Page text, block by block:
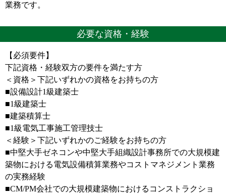
業務です。
必要な資格・経験
【必須要件】
下記資格・経験双方の要件を満たす方
＜資格＞下記いずれかの資格をお持ちの方
■設備設計1級建築士
■1級建築士
■建築積算士
■1級電気工事施工管理技士
＜経験＞下記いずれかのご経験をお持ちの方
■中堅大手ゼネコンや中堅大手組織設計事務所での大規模建
築物における電気設備積算業務やコストマネジメント業務
の実務経験
■CM/PM会社での大規模建築物におけるコンストラクショ